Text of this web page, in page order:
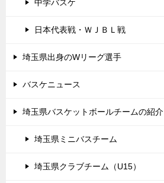
中学バスケ
日本代表戦・ＷＪＢＬ戦
埼玉県出身のWリーグ選手
バスケニュース
埼玉県バスケットボールチームの紹介
埼玉県ミニバスチーム
埼玉県クラブチーム（U15）